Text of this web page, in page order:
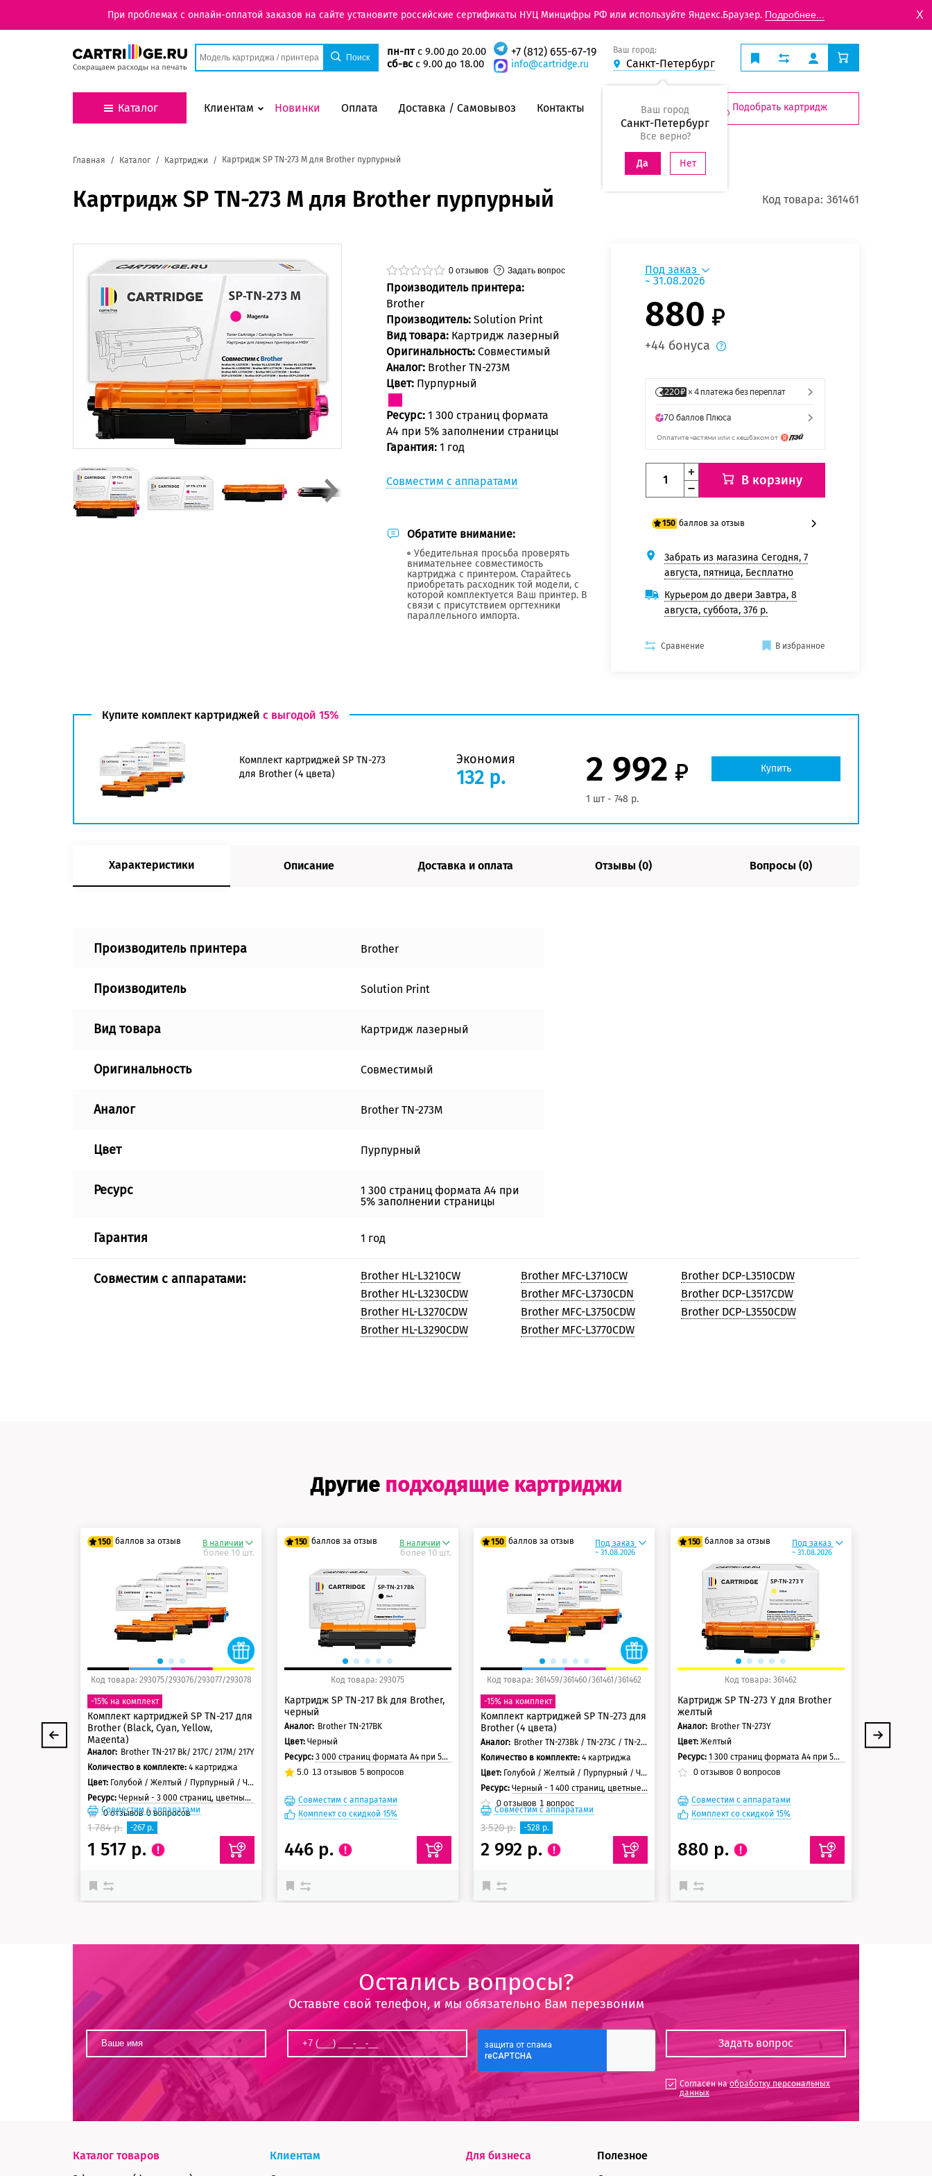
При проблемах с онлайн-оплатой заказов на сайте установите российские сертификаты НУЦ Минцифры РФ или используйте Яндекс.Браузер. Подробнее... X
пн-птс 9.00 до 20.00
сб-всс 9.00 до 18.00
+7 (812) 655-67-19
info@cartridge.ru
Ваш город:
Санкт-Петербург
Ваш город
Санкт-Петербург
Все верно?
Да Нет
Каталог Клиентам Новинки Оплата Доставка / Самовывоз Контакты Подобрать картридж
Главная Каталог Картриджи Картридж SP TN-273 M для Brother пурпурный
Картридж SP TN-273 M для Brother пурпурный Код товара: 361461
0 отзывов Задать вопрос
Производитель принтера:
Brother
Производитель: Solution Print
Вид товара: Картридж лазерный
Оригинальность: Совместимый
Аналог: Brother TN-273M
Цвет: Пурпурный
Ресурс: 1 300 страниц формата
А4 при 5% заполнении страницы
Гарантия: 1 год
Совместим с аппаратами
Обратите внимание:
Убедительная просьба проверять
внимательнее совместимость
картриджа с принтером. Старайтесь
приобретать расходник той модели, с
которой комплектуется Ваш принтер. В
связи с присутствием оргтехники
параллельного импорта.
Под заказ
~ 31.08.2026
880
+44 бонуса
В корзину
150 баллов за отзыв
125 баллов
150 баллов
Забрать из магазина Сегодня, 7
августа, пятница, Бесплатно
Курьером до двери Завтра, 8
августа, суббота, 376 р.
Сравнение В избранное
Купите комплект картриджей с выгодой 15%
Комплект картриджей SP TN-273
для Brother (4 цвета)
Экономия
132 р. 2 992
1 шт - 748 р.
Купить
Характеристики Описание Доставка и оплата Отзывы (0) Вопросы (0)
Производитель принтера Brother
Производитель Solution Print
Вид товара Картридж лазерный
Оригинальность Совместимый
Аналог Brother TN-273M
Цвет Пурпурный
Ресурс
1 300 страниц формата А4 при
5% заполнении страницы
Гарантия 1 год
Совместим с аппаратами:
Brother HL-L3210CW
Brother HL-L3230CDW
Brother HL-L3270CDW
Brother HL-L3290CDW
Brother MFC-L3710CW
Brother MFC-L3730CDN
Brother MFC-L3750CDW
Brother MFC-L3770CDW
Brother DCP-L3510CDW
Brother DCP-L3517CDW
Brother DCP-L3550CDW
Другие подходящие картриджи
150 баллов за отзыв
125 баллов
150 баллов
В наличии
более 10 шт.
Код товара: 293075/293076/293077/293078
-15% на комплект
Комплект картриджей SP TN-217 для
Brother (Black, Cyan, Yellow,
Magenta)
Аналог: Brother TN-217 Bk/ 217C/ 217M/ 217Y
Количество в комплекте: 4 картриджа
Цвет: Голубой / Желтый / Пурпурный / Черный
Ресурс:Черный - 3 000 страниц, цветные - 2 300 страниц
0отзывов 0вопросов
Совместим с аппаратами
1 784 р. -267 р.
1 517 р.
150 баллов за отзыв
125 баллов
150 баллов
В наличии
более 10 шт.
Код товара: 293075
Картридж SP TN-217 Bk для Brother,
черный
Аналог: Brother TN-217BK
Цвет: Черный
Ресурс: 3 000 страниц формата А4 при 5% заполнении страницы
5.0 13отзывов 5вопросов
Совместим с аппаратами
Комплект со скидкой 15%
446 р.
150 баллов за отзыв
125 баллов
150 баллов
Под заказ
~ 31.08.2026
Код товара: 361459/361460/361461/361462
-15% на комплект
Комплект картриджей SP TN-273 для
Brother (4 цвета)
Аналог:
Brother TN-273Bk / TN-273C / TN-273M / TN-273Y
Количество в комплекте: 4 картриджа
Цвет: Голубой / Желтый / Пурпурный / Черный
Ресурс:Черный - 1 400 страниц, цветные - 1 300 страниц
0 отзывов 1 вопрос
Совместим с аппаратами
3 520 р. -528 р.
2 992 р.
150 баллов за отзыв
125 баллов
150 баллов
Под заказ
~ 31.08.2026
Код товара: 361462
Картридж SP TN-273 Y для Brother
желтый
Аналог: Brother TN-273Y
Цвет: Желтый
Ресурс: 1 300 страниц формата А4 при 5% заполнении страницы
0отзывов 0вопросов
Совместим с аппаратами
Комплект со скидкой 15%
880 р.
Аналог:
Цвет:
Остались вопросы?
Оставьте свой телефон, и мы обязательно Вам перезвоним
Согласен наобработку персональных
данных
Каталог товаров
Клиентам
Для бизнеса
Полезное